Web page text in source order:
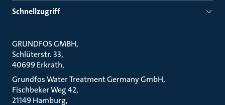
Schnellzugriff
GRUNDFOS GMBH
Schlüterstr. 33
40699 Erkrath
Grundfos Water Treatment Germany GmbH
Fischbeker Weg 42
21149 Hamburg